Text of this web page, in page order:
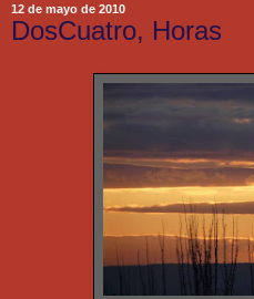
12 de mayo de 2010
DosCuatro, Horas